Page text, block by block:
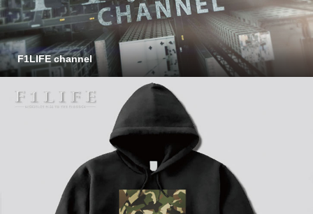
F1LIFE channel